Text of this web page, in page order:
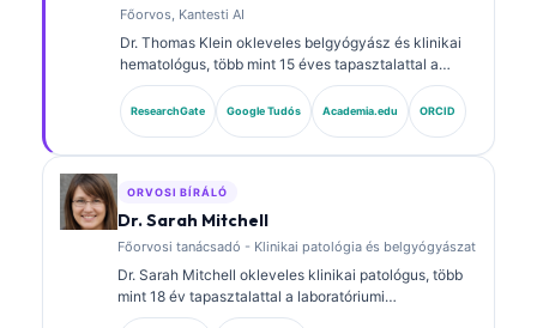
Főorvos, Kantesti AI
Dr. Thomas Klein okleveles belgyógyász és klinikai
hematológus, több mint 15 éves tapasztalattal a
laboratóriumi orvoslás és az AI-támogatott klinikai
elemzés területén. A Kantesti AI vezérorvosaként
(Chief Medical Officer) biztosítja a saját fejlesztésű
értelmezésről és laboratóriumi diagnosztikáról
laboratóriumi orvostudományi témákban.
ResearchGate Google Tudós Academia.edu ORCID
ORVOSI BÍRÁLÓ
Dr. Sarah Mitchell
Főorvosi tanácsadó - Klinikai patológia és belgyógyászat
Dr. Sarah Mitchell okleveles klinikai patológus, több
mint 18 év tapasztalattal a laboratóriumi
orvostudomány és a diagnosztikai elemzés területén.